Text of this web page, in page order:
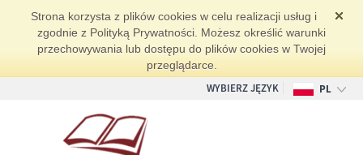
Strona korzysta z plików cookies w celu realizacji usług i
zgodnie z Polityką Prywatności. Możesz określić warunki
przechowywania lub dostępu do plików cookies w Twojej
przeglądarce.
WYBIERZ JĘZYK
PL